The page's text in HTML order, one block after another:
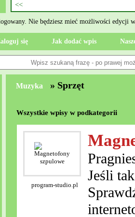
Nie będziesz mieć możliwości edycji
się Jak dodać wpis
Muzyka » Sprzęt
Wszystkie wpisy w podkategorii
program-studio.pl
Jeśli